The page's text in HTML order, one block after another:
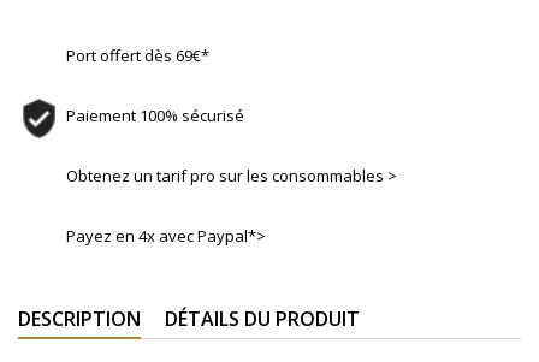
Port offert dès 69€*
Paiement 100% sécurisé
Obtenez un tarif pro sur les consommables >
Payez en 4x avec Paypal*>
DESCRIPTION DÉTAILS DU PRODUIT